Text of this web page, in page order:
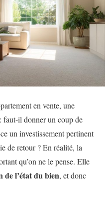
en vente, une
faut-il donner un coup de
un investissement pertinent
de retour ? En réalité, la
qu’on ne le pense. Elle
de l’état du bien, et donc